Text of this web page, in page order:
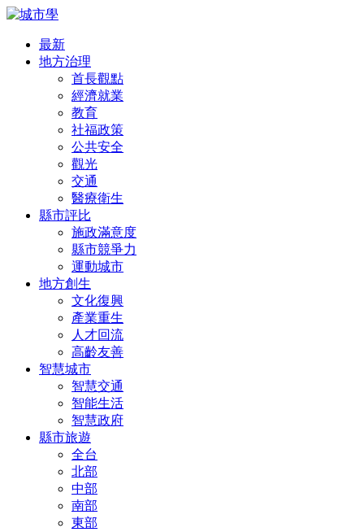
最新
地方治理
首長觀點
經濟就業
教育
社福政策
公共安全
觀光
交通
醫療衛生
縣市評比
施政滿意度
縣市競爭力
運動城市
地方創生
文化復興
產業重生
人才回流
高齡友善
智慧城市
智慧交通
智能生活
智慧政府
縣市旅遊
全台
北部
中部
南部
東部